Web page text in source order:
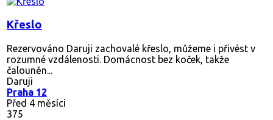
Křeslo
Rezervováno Daruji zachovalé křeslo, můžeme i přivést v
rozumné vzdálenosti. Domácnost bez koček, takže
čalouněn...
Daruji
Praha 12
Před 4 měsíci
375